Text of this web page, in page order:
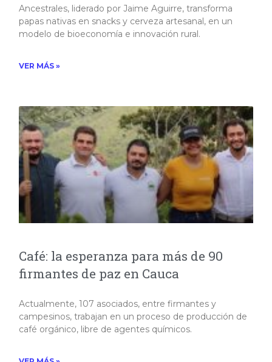
Ancestrales, liderado por Jaime Aguirre, transforma
papas nativas en snacks y cerveza artesanal, en un
modelo de bioeconomía e innovación rural.​
VER MÁS »
Café: la esperanza para más de 90
firmantes de paz en Cauca
Actualmente, 107 asociados, entre firmantes y
campesinos, trabajan en un proceso de producción de
café orgánico, libre de agentes químicos.